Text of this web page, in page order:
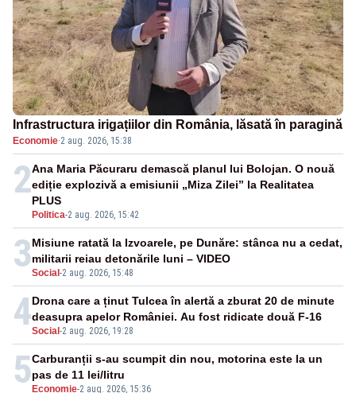
Infrastructura irigațiilor din România, lăsată în paragină
Economie·2 aug. 2026, 15:38
2
Politica-2 aug. 2026, 15:42
Ana Maria Păcuraru demască planul lui Bolojan. O nouă
ediție explozivă a emisiunii „Miza Zilei” la Realitatea
PLUS
3Social -2 aug. 2026, 15:48
Misiune ratată la Izvoarele, pe Dunăre: stânca nu a cedat,
militarii reiau detonările luni – VIDEO
4Social -2 aug. 2026, 19:28
Drona care a ținut Tulcea în alertă a zburat 20 de minute
deasupra apelor României. Au fost ridicate două F-16
5 Economie-2 aug. 2026, 15:36
Carburanții s-au scumpit din nou, motorina este la un
pas de 11 lei/litru